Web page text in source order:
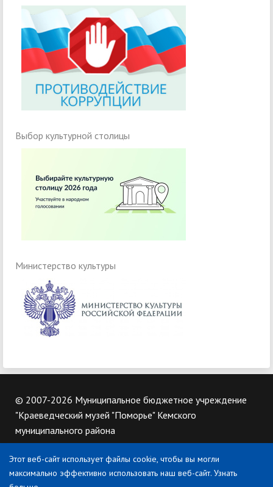
Выбор культурной столицы
Министерство культуры
© 2007-2026 Муниципальное бюджетное учреждение
"Краеведческий музей "Поморье" Кемского
муниципального района
Контакты
186610, Республика Карелия, Кемский муниципальный
Этот веб-сайт использует файлы cookie, чтобы вы могли
максимально эффективно использовать наш веб-сайт. Узнать